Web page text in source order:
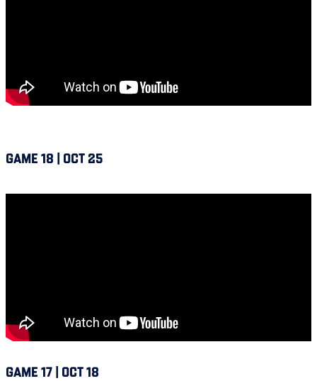
GAME 18 | OCT 25
GAME 17 | OCT 18